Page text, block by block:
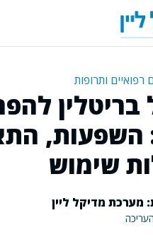
רפואיים ותרופות
בריטלין
השפעות,
שימוש
מערכת מדיקל ליין